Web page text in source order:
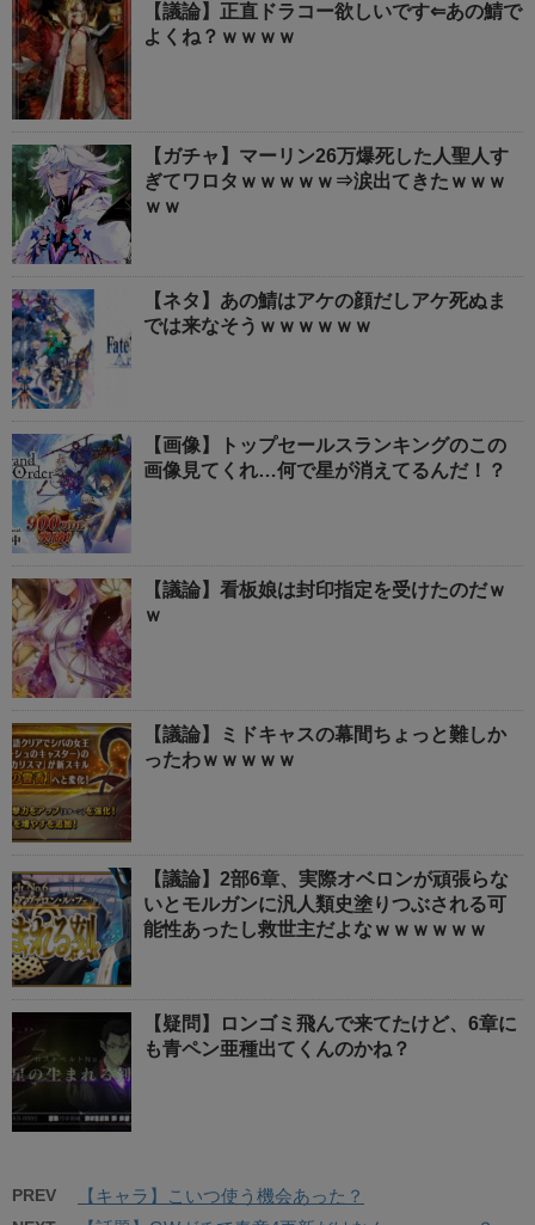
【議論】正直ドラコー欲しいです⇐あの鯖で
よくね？ｗｗｗｗ
【ガチャ】マーリン26万爆死した人聖人す
ぎてワロタｗｗｗｗｗ⇒涙出てきたｗｗｗ
ｗｗ
【ネタ】あの鯖はアケの顔だしアケ死ぬま
では来なそうｗｗｗｗｗｗ
【画像】トップセールスランキングのこの
画像見てくれ…何で星が消えてるんだ！？
【議論】看板娘は封印指定を受けたのだｗ
ｗ
【議論】ミドキャスの幕間ちょっと難しか
ったわｗｗｗｗｗ
【議論】2部6章、実際オベロンが頑張らな
いとモルガンに汎人類史塗りつぶされる可
能性あったし救世主だよなｗｗｗｗｗｗ
【疑問】ロンゴミ飛んで来てたけど、6章に
も青ペン亜種出てくんのかね？
PREV 【キャラ】こいつ使う機会あった？